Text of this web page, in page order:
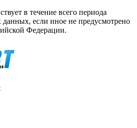
в течение всего периода
если иное не предусмотрено
Федерации.